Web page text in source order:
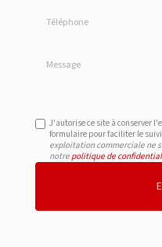
J'autorise ce site à conserver
formulaire pour faciliter le
exploitation commerciale ne
notre politique de